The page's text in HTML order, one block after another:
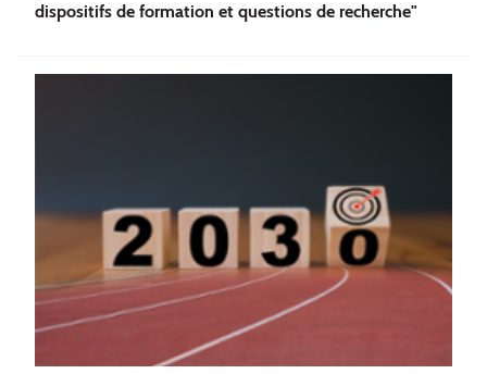
dispositifs de formation et questions de recherche"